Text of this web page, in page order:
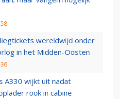
wereldwijd onder
in het Midden-Oosten
A330 wijkt uit nadat
rook in cabine